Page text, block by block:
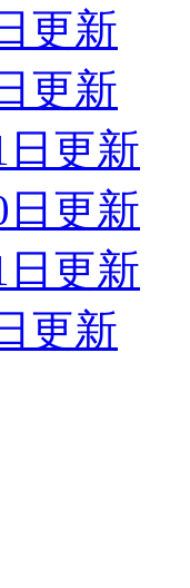
更新
更新
日更新
日更新
日更新
更新